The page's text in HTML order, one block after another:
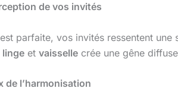
de vos invités
parfaite, vos invités ressentent
linge et vaisselle crée une gêne
de l’harmonisation